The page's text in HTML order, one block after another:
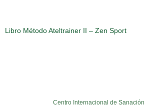
Libro Método Ateltrainer II – Zen Sport
Centro Internacional de